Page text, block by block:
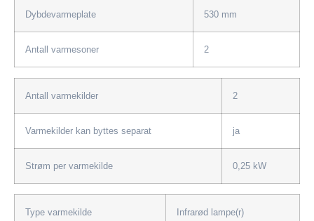
Dybdevarmeplate 530 mm
Antall varmesoner 2
Antall varmekilder 2
Varmekilder kan byttes separat ja
Strøm per varmekilde 0,25 kW
Type varmekilde Infrarød lampe(r)